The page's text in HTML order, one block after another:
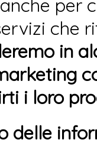
per
che
in
i loro
delle